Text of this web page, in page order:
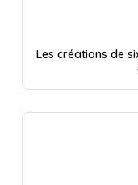
Les créations de